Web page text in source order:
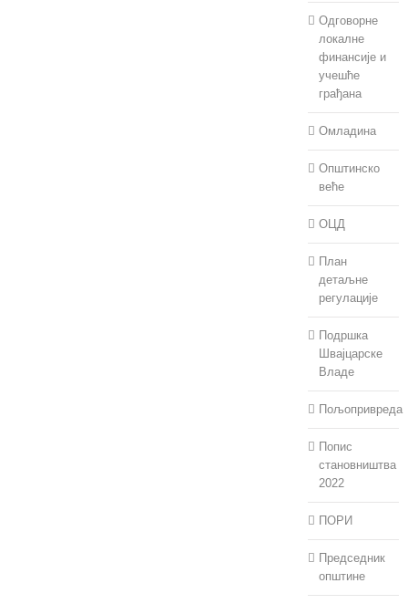
Одговорне
локалне
финансије и
учешће
грађана
Омладина
Општинско
веће
ОЦД
План
детаљне
регулације
Подршка
Швајцарске
Владе
Пољопривреда
Попис
становништва
2022
ПОРИ
Председник
општине